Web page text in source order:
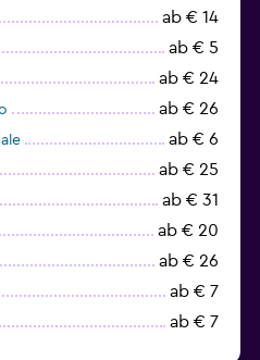
ab € 14
ab € 5
ab € 24
ab € 26
ab € 6
ab € 25
ab € 31
ab € 20
ab € 26
ab € 7
ab € 7